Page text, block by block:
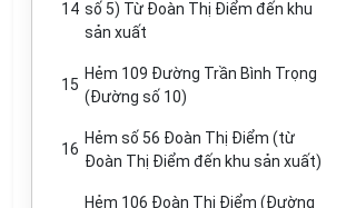
14 số 5) Từ Đoàn Thị Điểm đến khu
sản xuất
15
Hẻm 109 Đường Trần Bình Trọng
(Đường số 10)
16
Hẻm số 56 Đoàn Thị Điểm (từ
Đoàn Thị Điểm đến khu sản xuất)
Hẻm 106 Đoàn Thị Điểm (Đường